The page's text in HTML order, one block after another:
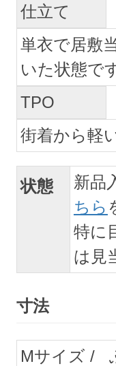
仕立て
単衣で居敷
いた状態で
TPO
街着から軽
状態 新品
ちら
特に
は見
寸法
M